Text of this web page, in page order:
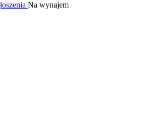
Na wynajem